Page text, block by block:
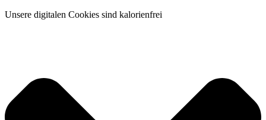
Unsere digitalen Cookies sind kalorienfrei